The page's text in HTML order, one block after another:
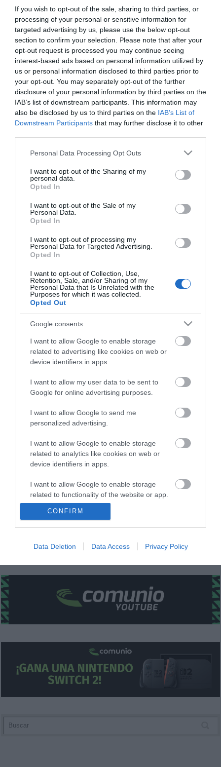
If you wish to opt-out of the sale, sharing to third parties, or
processing of your personal or sensitive information for
targeted advertising by us, please use the below opt-out
section to confirm your selection. Please note that after your
opt-out request is processed you may continue seeing
interest-based ads based on personal information utilized by
us or personal information disclosed to third parties prior to
your opt-out. You may separately opt-out of the further
disclosure of your personal information by third parties on the
IAB’s list of downstream participants. This information may
also be disclosed by us to third parties on the IAB’s List of
Downstream Participants that may further disclose it to other
Please note that this website/app uses one or more Google
not limited to your visit or usage behaviour. You may click to
grant or deny consent to Google and its third-party tags to
use your data for below specified purposes in below Google
consent section.
Personal Data Processing Opt Outs
I want to opt-out of the Sharing of my
personal data.
Opted In
I want to opt-out of the Sale of my
Personal Data.
Opted In
I want to opt-out of processing my
Personal Data for Targeted Advertising.
Opted In
I want to opt-out of Collection, Use,
Retention, Sale, and/or Sharing of my
Personal Data that Is Unrelated with the
Purposes for which it was collected.
Opted Out
Google consents
I want to allow Google to enable storage
related to advertising like cookies on web or
device identifiers in apps.
I want to allow my user data to be sent to
Google for online advertising purposes.
I want to allow Google to send me
personalized advertising.
I want to allow Google to enable storage
related to analytics like cookies on web or
device identifiers in apps.
I want to allow Google to enable storage
related to functionality of the website or app.
I want to allow Google to enable storage
I want to allow Google to enable storage
functionality and fraud prevention, and other
user protection.
CONFIRM
Data Deletion Data Access Privacy Policy
las posibles alineaciones del Celta-Barcelona.
Celta
Posible alineación
: Dituro – Hugo Mallo, Aidoo, Murillo,
Javi Galán – Tapia, Denis Suárez, Solari (Fran Beltrán) –
Nolito, Iago Aspas, Galhardo (Santi Mina).
Estos jugadores son baja : Brais Méndez (sancionado).
Estos jugadores son duda: Santi Mina (lesión muscular).
Posibles modificaciones
: Santi Mina se retiró lesionado
del partido ante el Rayo por una elongación muscular y es
duda para el partido. Galhardo será su sustituto en el ataque
opciones para suplir al sancionado Brais.
Los perdedores de la jornada 12. ¿Vender o
mantener?
valor de mercado superior a los 6
millones y no dieron muchos
Barcelona
Posible alineación: Ter Stegen – Mingueza, Eric García,
Araujo (Lenglet), Jordi Alba – Busquets, Frenkie de Jong,
Gavi, Nico – Depay, Ansu Fati.
Estos jugadores son baja: Sergi Roberto (lesión
muscular), Piqué (lesión muscular), Braithwaite (rodilla),
(lumbalgia), Dembélé (elongación), Neto (gripe).
Posibles modificaciones: el Barcelona recupera a
jugadores como Ansu Fati, De Jong y Araujo para el partido
y todos ellos podrían ser titulares. Es posible que Sergi
Barjuan repita el equipo que ganó en Kiev con la novedad
de Araujo por Lenglet.
¿Aún no juegas a Comunio? Regístrate, ¡gratis!